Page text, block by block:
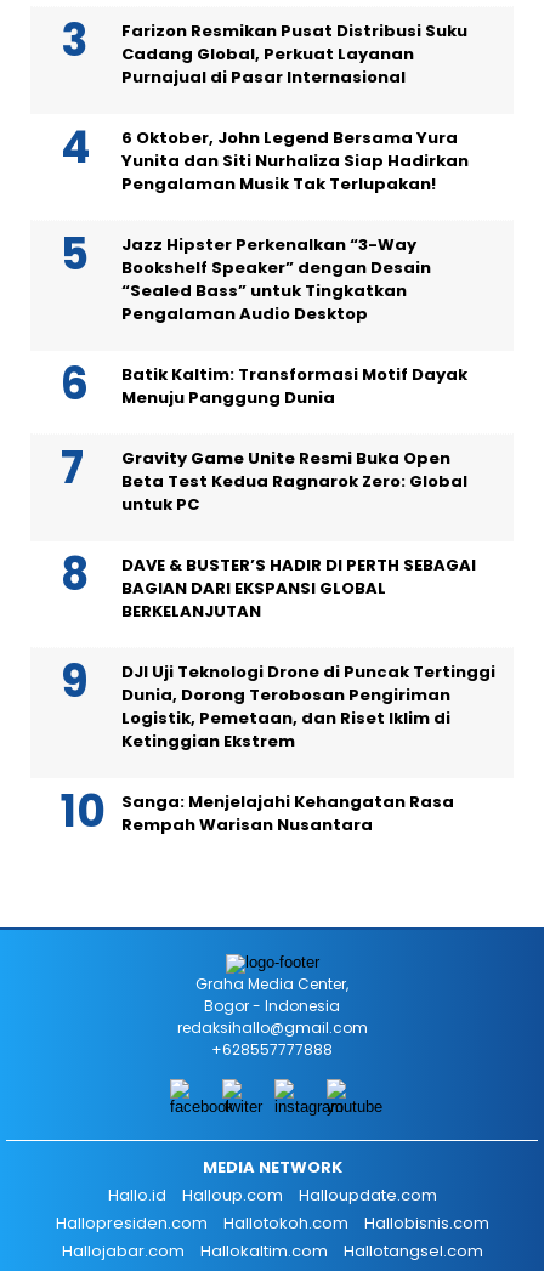
Farizon Resmikan Pusat Distribusi Suku
Cadang Global, Perkuat Layanan
Purnajual di Pasar Internasional
6 Oktober, John Legend Bersama Yura
Yunita dan Siti Nurhaliza Siap Hadirkan
Pengalaman Musik Tak Terlupakan!
Jazz Hipster Perkenalkan “3-Way
Bookshelf Speaker” dengan Desain
“Sealed Bass” untuk Tingkatkan
Pengalaman Audio Desktop
Batik Kaltim: Transformasi Motif Dayak
Menuju Panggung Dunia
Gravity Game Unite Resmi Buka Open
Beta Test Kedua Ragnarok Zero: Global
untuk PC
DAVE & BUSTER’S HADIR DI PERTH SEBAGAI
BAGIAN DARI EKSPANSI GLOBAL
BERKELANJUTAN
DJI Uji Teknologi Drone di Puncak Tertinggi
Dunia, Dorong Terobosan Pengiriman
Logistik, Pemetaan, dan Riset Iklim di
Ketinggian Ekstrem
Sanga: Menjelajahi Kehangatan Rasa
Rempah Warisan Nusantara
Graha Media Center,
Bogor - Indonesia
redaksihallo@gmail.com
+628557777888
MEDIA NETWORK
Hallo.id
Halloup.com
Halloupdate.com
Hallopresiden.com
Hallotokoh.com
Hallobisnis.com
Hallojabar.com
Hallokaltim.com
Hallotangsel.com